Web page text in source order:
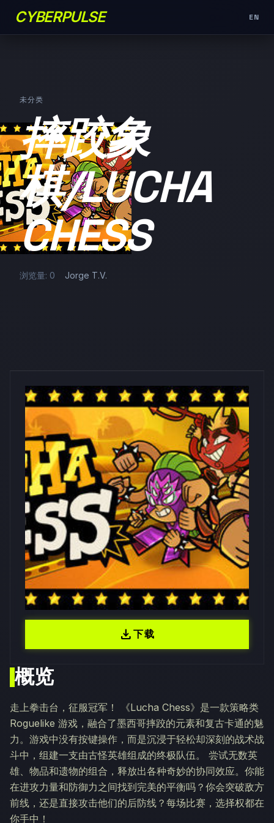
CYBERPULSE EN
未分类
摔跤象
棋/LUCHA
CHESS
浏览量: 0 Jorge T.V.
概览
走上拳击台，征服冠军！ 《Lucha Chess》是一款策略类
Roguelike 游戏，融合了墨西哥摔跤的元素和复古卡通的魅
力。游戏中没有按键操作，而是沉浸于轻松却深刻的战术战
斗中，组建一支由古怪英雄组成的终极队伍。 尝试无数英
雄、物品和遗物的组合，释放出各种奇妙的协同效应。你能
在进攻力量和防御力之间找到完美的平衡吗？你会突破敌方
前线，还是直接攻击他们的后防线？每场比赛，选择权都在
你手中！
download下载